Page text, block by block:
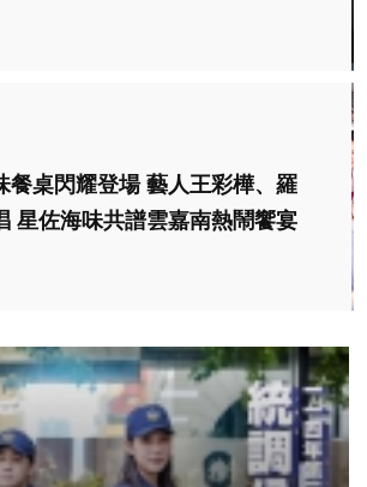
餐桌閃耀登場 藝人王彩樺、羅
星佐海味共譜雲嘉南熱鬧饗宴